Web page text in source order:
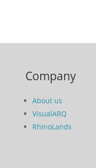
Company
About us
VisualARQ
RhinoLands